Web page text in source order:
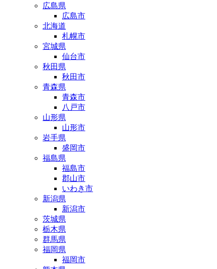
広島県
広島市
北海道
札幌市
宮城県
仙台市
秋田県
秋田市
青森県
青森市
八戸市
山形県
山形市
岩手県
盛岡市
福島県
福島市
郡山市
いわき市
新潟県
新潟市
茨城県
栃木県
群馬県
福岡県
福岡市